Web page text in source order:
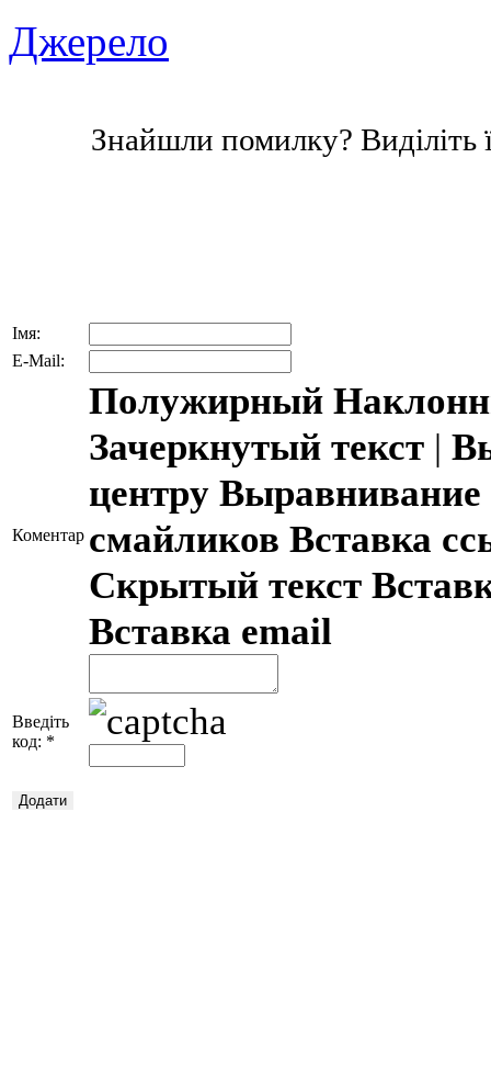
Джерело
Знайшли помилку? Виділіть
Імя:
E-Mail:
Коментар
Полужирный
Зачеркнутый текст |
центру
смайликов Вставка
Скрытый текст
Вставка email
Введіть
код: *